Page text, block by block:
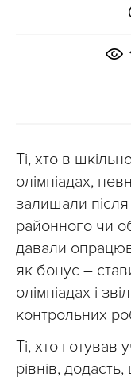
Ті, хто в
олімпіадах,
залишали після
районного чи
давали
як бонус –
олімпіадах і
контрольних
Ті, хто готував
рівнів,